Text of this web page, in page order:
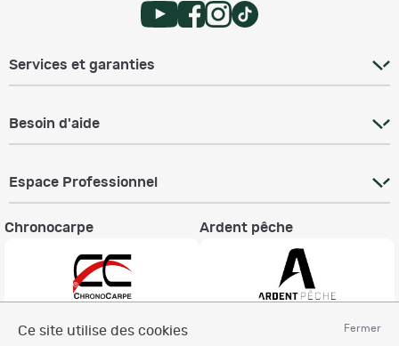
Fermer
Ce site utilise des cookies
Services et garanties
Besoin d'aide
Espace Professionnel
Chronocarpe Ardent pêche